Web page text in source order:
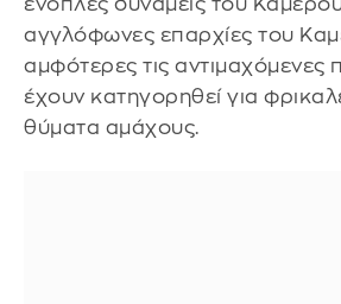
αγγλόφωνες επαρχίες του
αμφότερες τις αντιμαχόμενες
έχουν κατηγορηθεί για
θύματα αμάχους.